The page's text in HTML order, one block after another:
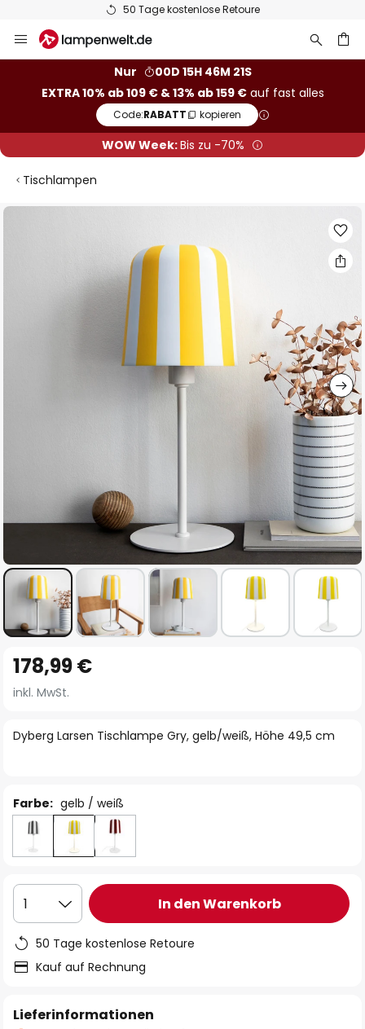
50 Tage kostenlose Retoure
Inhalt
Nur
00D 15H 46M 20S
EXTRA 10% ab 109 € & 13% ab 159 €auf fast alles
Code:RABATT kopieren
WOW Week:Bis zu -70%
Tischlampen
Zum
Anfang
der
springen
Dyberg Larsen Tischlampe Gry, gelb/weiß, Höhe 49,5 cm
178,99 €
inkl. MwSt.
Farbe: gelb / weiß
1 In den Warenkorb
50 Tage kostenlose Retoure
Kauf auf Rechnung
Lieferinformationen